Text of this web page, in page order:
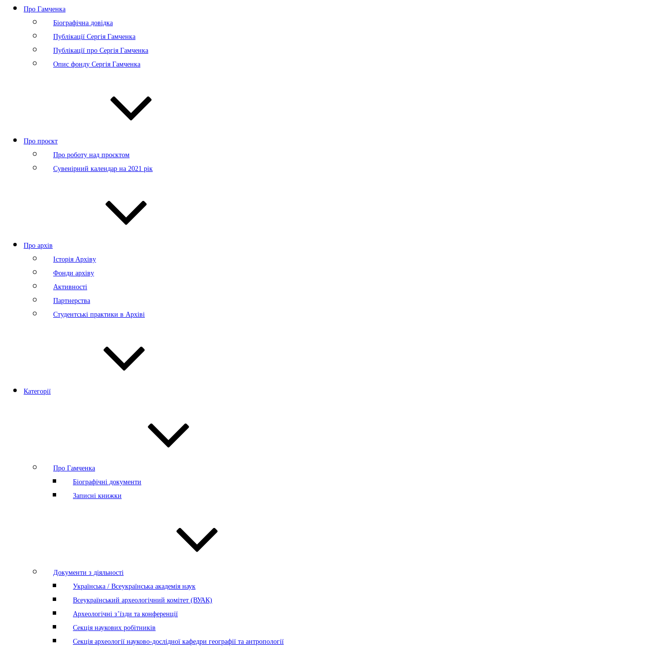
Про Гамченка
Біографічна довідка
Публікації Сергія Гамченка
Публікації про Сергія Гамченка
Опис фонду Сергія Гамченка
Про проєкт
Про роботу над проєктом
Сувенірний календар на 2021 рік
Про архів
Історія Архіву
Фонди архіву
Активності
Партнерства
Студентські практики в Архіві
Категорії
Про Гамченка
Біографічні документи
Записні книжки
Документи з діяльності
Українська / Всеукраїнська академія наук
Всеукраїнський археологічний комітет (ВУАК)
Археологічні з’їзди та конференції
Секція наукових робітників
Секція археології науково-дослідної кафедри географії та антропології